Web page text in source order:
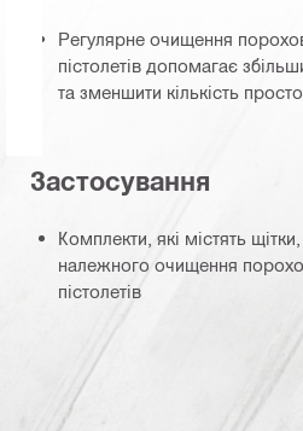
Регулярне очищення
пістолетів допомагає
та зменшити кількість
Застосування
Комплекти, які містять
належного очищення
пістолетів